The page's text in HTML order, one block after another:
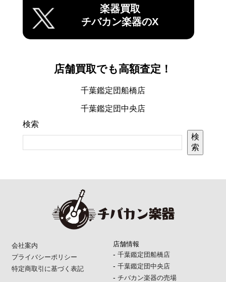
楽器買取
チバカン楽器のX
店舗買取でも高額査定！
千葉鑑定団船橋店
千葉鑑定団中央店
検索
検
索
会社案内
プライバシーポリシー
特定商取引に基づく表記
店舗情報
- 千葉鑑定団船橋店
- 千葉鑑定団中央店
- チバカン楽器の売場